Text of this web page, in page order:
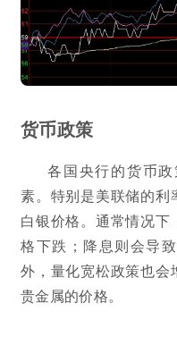
货币政策
各国央行的货币
素。特别是美联储的利
白银价格。通常情况
格下跌；降息则会导
外，量化宽松政策也
贵金属的价格。